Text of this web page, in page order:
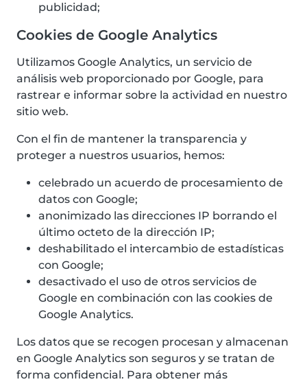
publicidad;
Cookies de Google Analytics
Utilizamos Google Analytics, un servicio de
análisis web proporcionado por Google, para
rastrear e informar sobre la actividad en nuestro
sitio web.
Con el fin de mantener la transparencia y
proteger a nuestros usuarios, hemos:
celebrado un acuerdo de procesamiento de
datos con Google;
anonimizado las direcciones IP borrando el
último octeto de la dirección IP;
deshabilitado el intercambio de estadísticas
con Google;
desactivado el uso de otros servicios de
Google en combinación con las cookies de
Google Analytics.
Los datos que se recogen procesan y almacenan
en Google Analytics son seguros y se tratan de
forma confidencial. Para obtener más